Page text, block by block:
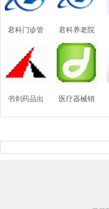
君科门诊管
理系统
君科养老院
管理系统
书剑药品出 医疗器械销